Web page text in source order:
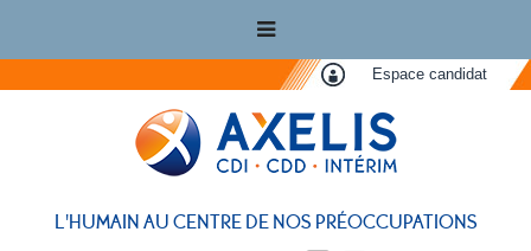
Espace candidat
L'HUMAIN AU CENTRE DE NOS PRÉOCCUPATIONS